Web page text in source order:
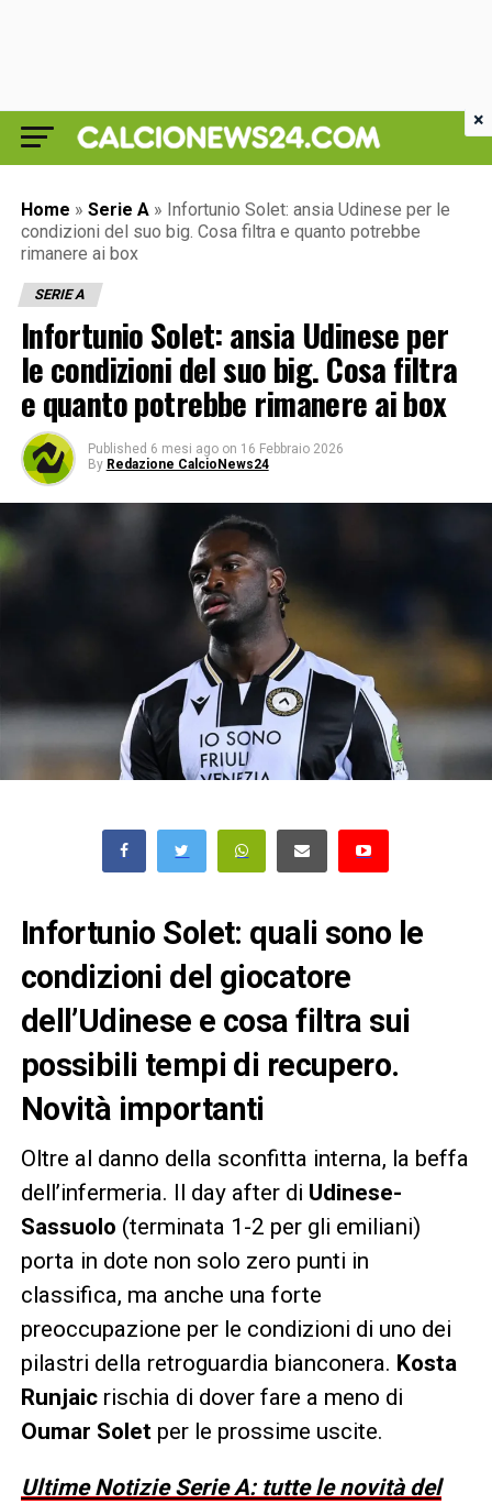
Home » Serie A » Infortunio Solet: ansia Udinese per le
condizioni del suo big. Cosa filtra e quanto potrebbe
rimanere ai box
SERIE A
Infortunio Solet: ansia Udinese per
le condizioni del suo big. Cosa filtra
e quanto potrebbe rimanere ai box
Published 6 mesi ago on 16 Febbraio 2026
By Redazione CalcioNews24
Infortunio Solet: quali sono le
condizioni del giocatore
dell’Udinese e cosa filtra sui
possibili tempi di recupero.
Novità importanti
Oltre al danno della sconfitta interna, la beffa
dell’infermeria. Il day after di Udinese-
Sassuolo (terminata 1-2 per gli emiliani)
porta in dote non solo zero punti in
classifica, ma anche una forte
preoccupazione per le condizioni di uno dei
pilastri della retroguardia bianconera. Kosta
Runjaicrischia di dover fare a meno di
Oumar Soletper le prossime uscite.
Ultime Notizie Serie A: tutte le novità del
×